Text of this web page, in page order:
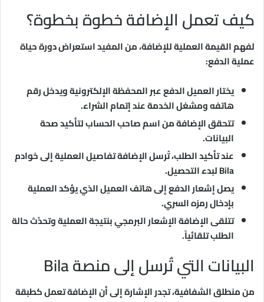
كيف تعمل الإضافة خطوة بخطوة؟
لفهم القيمة العملية للإضافة، من المفيد استعراض دورة حياة
عملية الدفع:
يختار العميل الدفع عبر المحفظة الإلكترونية ويدخل رقم
هاتفه ومشغل الخدمة عند إتمام الشراء.
تتحقق الإضافة من اسم صاحب الحساب لتأكيد صحة
البيانات.
عند تأكيد الطلب، تُرسل الإضافة تفاصيل العملية إلى خوادم
Bila لبدء التحصيل.
يصل إشعار الدفع إلى هاتف العميل الذي يؤكد العملية
بإدخال رمزه السري.
تتلقى الإضافة الإشعار البرمجي بنتيجة العملية وتحدّث حالة
الطلب تلقائياً.
البيانات التي تُرسل إلى منصة Bila
من منطلق الشفافية، تجدر الإشارة إلى أن الإضافة تعمل كطبقة